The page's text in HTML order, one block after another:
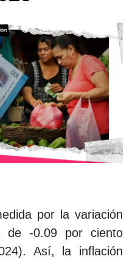
por la variación
de -0.09 por ciento
Así, la inflación